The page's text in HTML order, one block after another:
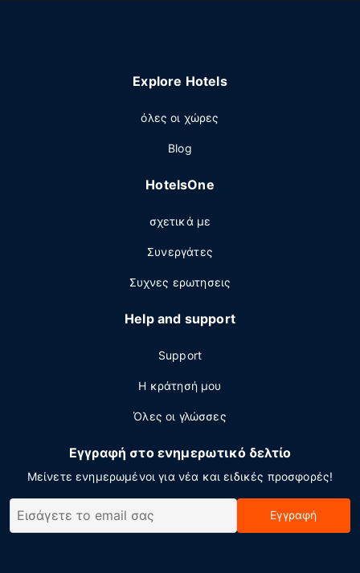
Explore Hotels
όλες οι χώρες
Blog
HotelsOne
σχετικά με
Συνεργάτες
Συχνες ερωτησεις
Help and support
Support
Η κράτησή μου
Όλες οι γλώσσες
Εγγραφή στο ενημερωτικό δελτίο
Μείνετε ενημερωμένοι για νέα και ειδικές προσφορές!
Εγγραφή